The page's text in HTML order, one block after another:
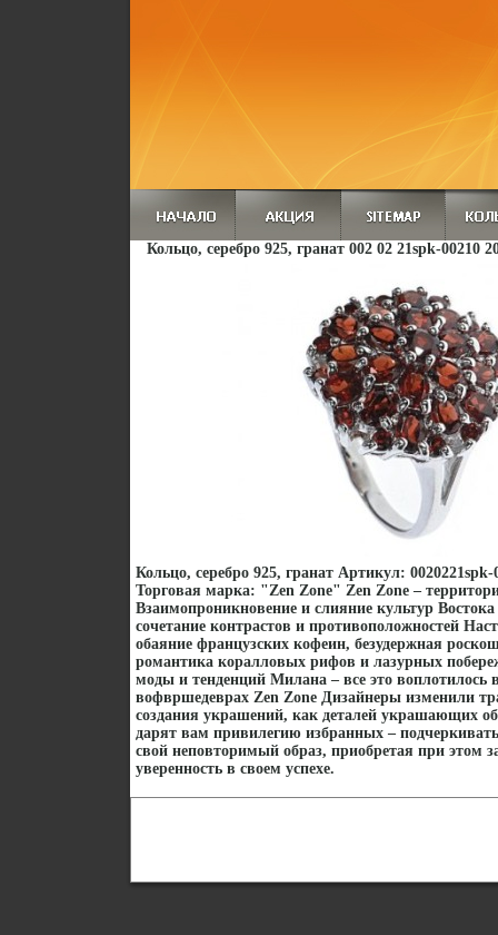
Кольцо, серебро 925, гранат 002 02 21spk-00210
Кольцо, серебро 925, гранат Артикул:
Торговая марка: "Zen Zone" Zen Zone –
Взаимопроникновение и слияние культур
сочетание контрастов и противоположностей
обаяние французских кофеин, безудержная
романтика коралловых рифов и лазурных
моды и тенденций Милана – все это воплотилось
вофвршедеврах Zen Zone Дизайнеры изменили
создания украшений, как деталей украшающих
дарят вам привилегию избранных –
свой неповторимый образ, приобретая при этом
уверенность в своем успехе.